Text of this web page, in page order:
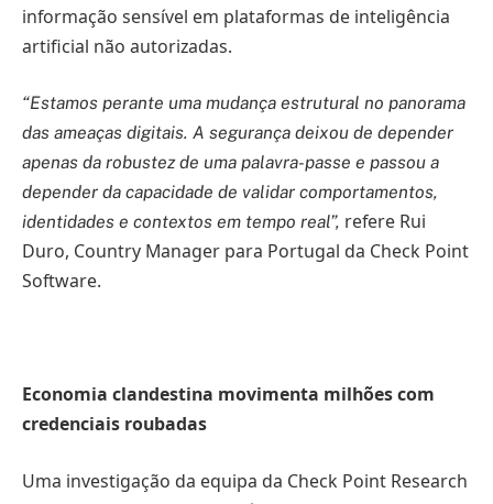
informação sensível em plataformas de inteligência
artificial não autorizadas.
“Estamos perante uma mudança estrutural no panorama
das ameaças digitais. A segurança deixou de depender
apenas da robustez de uma palavra-passe e passou a
depender da capacidade de validar comportamentos,
identidades e contextos em tempo real”, refere Rui
Duro, Country Manager para Portugal da Check Point
Software.
Economia clandestina movimenta milhões com
credenciais roubadas
Uma investigação da equipa da Check Point Research